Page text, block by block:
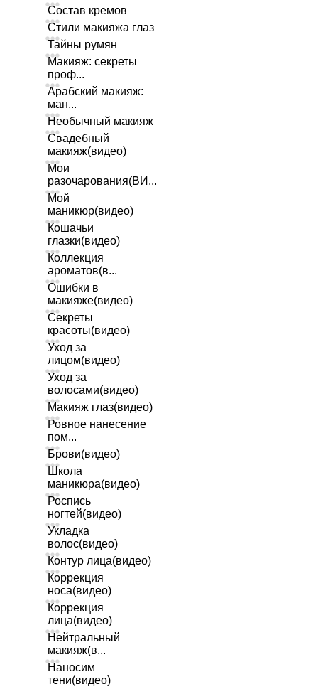
Состав кремов
Стили макияжа глаз
Тайны румян
Макияж: секреты
проф...
Арабский макияж:
ман...
Необычный макияж
Свадебный
макияж(видео)
Мои
разочарования(ВИ...
Мой
маникюр(видео)
Кошачьи
глазки(видео)
Коллекция
ароматов(в...
Ошибки в
макияже(видео)
Секреты
красоты(видео)
Уход за
лицом(видео)
Уход за
волосами(видео)
Макияж глаз(видео)
Ровное нанесение
пом...
Брови(видео)
Школа
маникюра(видео)
Роспись
ногтей(видео)
Укладка
волос(видео)
Контур лица(видео)
Коррекция
носа(видео)
Коррекция
лица(видео)
Нейтральный
макияж(в...
Наносим
тени(видео)